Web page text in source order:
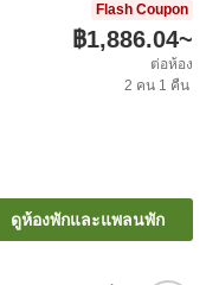
Flash Coupon
฿1,886.04~
ต่อห้อง
2 คน 1 คืน
ดูห้องพักและแพลนพัก